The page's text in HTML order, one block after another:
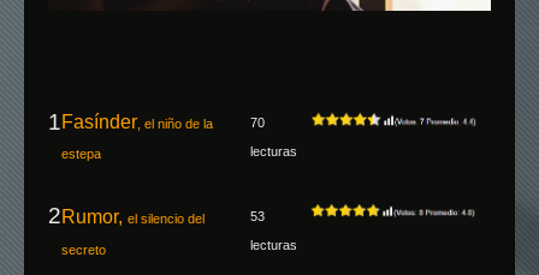
1Fasínder , el niño de la
estepa
70
lecturas
2Rumor, el silencio del
secreto
53
lecturas